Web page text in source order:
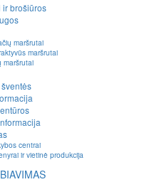
brošiūros
maršrutai
maršrutai
maršrutai
centrai
ir vietinė produkcija